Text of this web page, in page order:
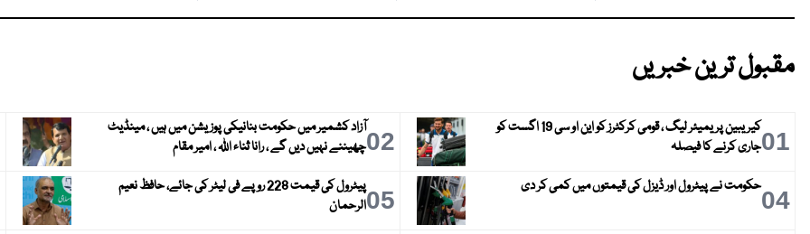
مقبول ترین خبریں
01
کیریبین پریمیئر لیگ ، قومی کرکٹرز کو این او سی 19 اگست کو
جاری کرنے کا فیصلہ
02آزاد کشمیر میں حکومت بنانیکی پوزیشن میں ہیں ، مینڈیٹ
چھیننے نہیں دیں گے ، رانا ثناء اللہ ، امیر مقام
04حکومت نے پیٹرول اور ڈیزل کی قیمتوں میں کمی کر دی 05
پیٹرول کی قیمت 228 روپے فی لیٹر کی جائے، حافظ نعیم
الرحمان